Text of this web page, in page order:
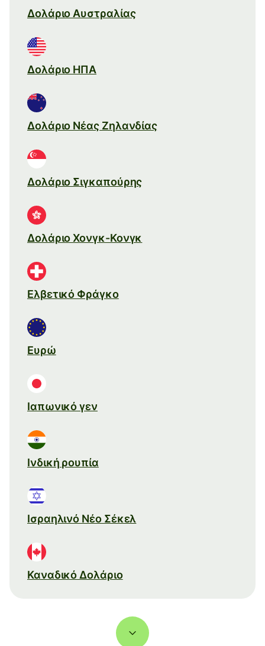
Δολάριο Αυστραλίας
Δολάριο ΗΠΑ
Δολάριο Νέας Ζηλανδίας
Δολάριο Σιγκαπούρης
Δολάριο Χονγκ-Κονγκ
Ελβετικό Φράγκο
Ευρώ
Ιαπωνικό γεν
Ινδική ρουπία
Ισραηλινό Νέο Σέκελ
Καναδικό Δολάριο